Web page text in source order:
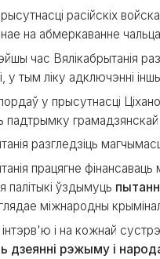
расійскіх
на абмеркаванне
час Вялікабрытанія
у тым ліку адключэнні
у прысутнасці
падтрымку
разгледзіць
працягне
палітыкі ўздымуць
міжнародны
і на кожнай
дзеянні рэжыму і